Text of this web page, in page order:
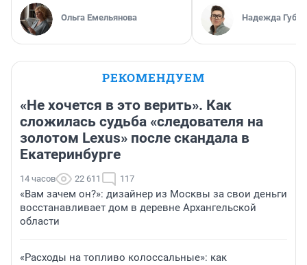
Ольга Емельянова Надежда
РЕКОМЕНДУЕМ
«Не хочется в это верить». Как
сложилась судьба «следователя на
золотом Lexus» после скандала в
Екатеринбурге
14 часов 22 611 117
«Вам зачем он?»: дизайнер из Москвы за свои деньги
восстанавливает дом в деревне Архангельской
области
«Расходы на топливо колоссальные»: как